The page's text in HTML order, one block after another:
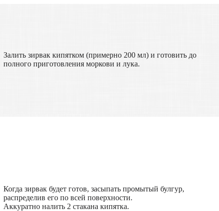
Залить зирвак кипятком (примерно 200 мл) и готовить до
полного приготовления моркови и лука.
Когда зирвак будет готов, засыпать промытый булгур,
распределив его по всей поверхности.
Аккуратно налить 2 стакана кипятка.